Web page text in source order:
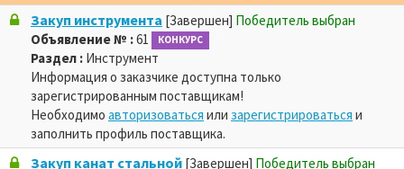
Закуп инструмента [Завершен] Победитель выбран
Объявление № :61 КОНКУРС
Раздел : Инструмент
Информация о заказчике доступна только
зарегистрированным поставщикам!
Необходимо авторизоваться или зарегистрироваться и
заполнить профиль поставщика.
Закуп канат стальной [Завершен] Победитель выбран